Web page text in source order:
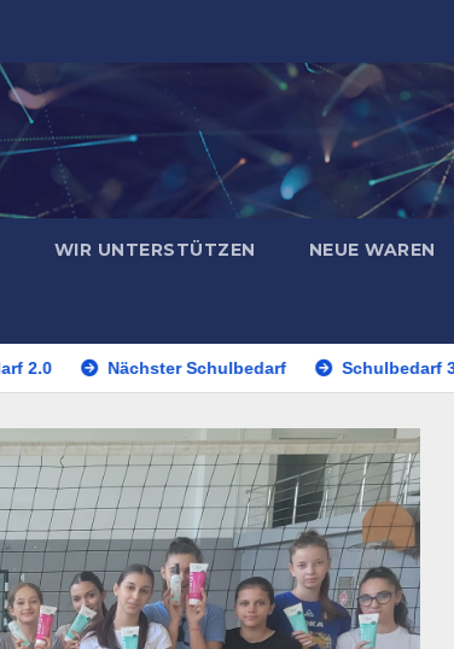
WIR UNTERSTÜTZEN NEUE WAREN
Nächster Schulbedarf Schulbedarf 3.0